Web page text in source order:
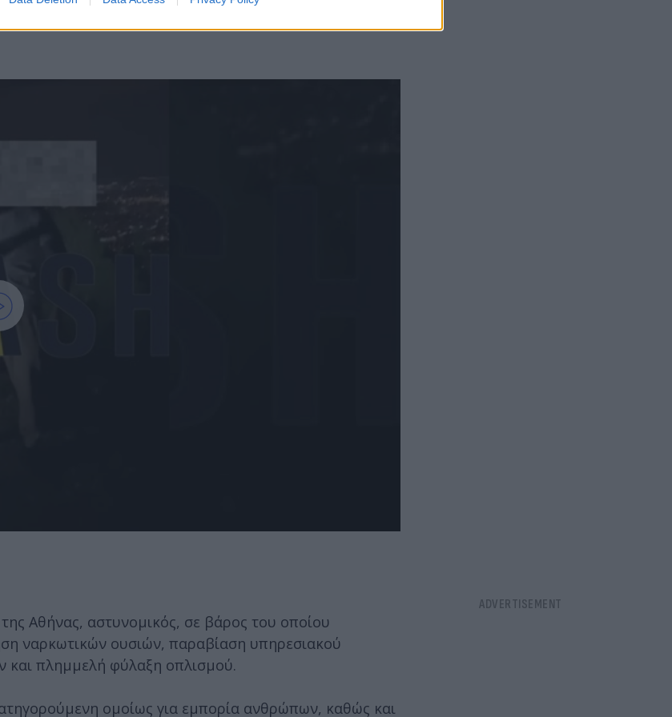
με το ερώτημα της απόταξης, λόγω πολλών
Αθήνας, αστυνομικός, σε βάρος του οποίου
ναρκωτικών ουσιών, παραβίαση υπηρεσιακού
πλημμελή φύλαξη οπλισμού.
ομοίως για εμπορία ανθρώπων, καθώς και